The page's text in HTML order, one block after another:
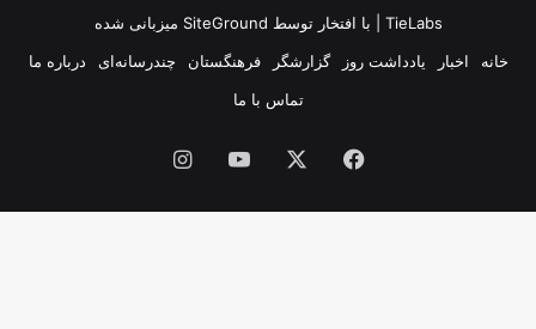
TieLabs | با افتخار توسط SiteGround میزبانی شده
خانه
اخبار یادداشت روز گزارشگر فرهنگستان چندرسانه‌ای
درباره ما
تماس با ما
فیس
بوک
یوتیوب